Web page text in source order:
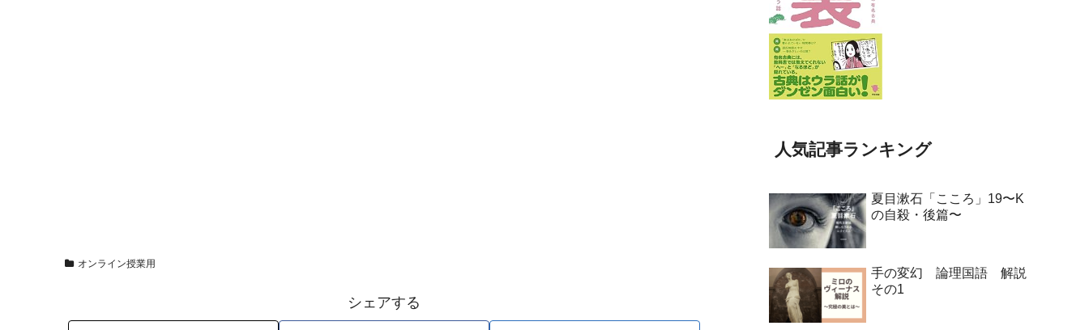
オンライン授業用
シェアする
人気記事ランキング
夏目漱石「こころ」19〜K
の自殺・後篇〜
手の変幻 論理国語 解説
その1